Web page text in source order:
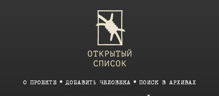
О ПРОЕКТЕ ДОБАВИТЬ ЧЕЛОВЕКА ПОИСК В АРХИВАХ